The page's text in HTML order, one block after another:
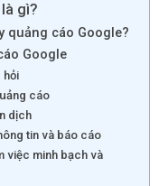
gì?
quảng cáo Google?
Google
hỏi
cáo
dịch
tin và báo cáo
việc minh bạch và